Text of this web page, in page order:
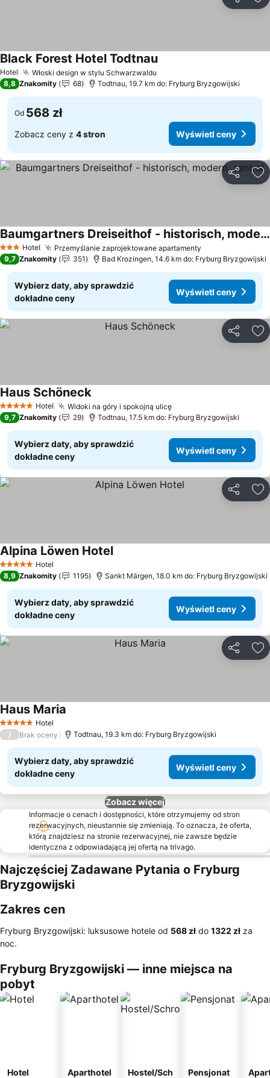
Hotel Włoski design w stylu Schwarzwaldu
Black Forest Hotel TodtnauWyświetl ceny
8,8 Znakomity 68 Todtnau, 19.7 km do: Fryburg Bryzgowijski
Od 568 zł
Zobacz ceny z 4 stron Wyświetl ceny
3 Kategoria
Hotel Przemyślanie zaprojektowane apartamenty
Baumgartners Dreiseithof - historisch, modern, zentral
Wyświetl ceny
9,7 Znakomity 351 Bad Krozingen, 14.6 km do: Fryburg Bryzgowijski
Wybierz daty, aby sprawdzić
dokładne ceny
Wyświetl ceny
5 KategoriaHotel Widoki na góry i spokojną ulicęWyświetl ceny
Haus SchöneckWyświetl ceny
9,7 Znakomity 29 Todtnau, 17.5 km do: Fryburg Bryzgowijski
Wybierz daty, aby sprawdzić
dokładne ceny
Wyświetl ceny
5 KategoriaHotel
Alpina Löwen HotelWyświetl ceny
8,9 Znakomity 1195 Sankt Märgen, 18.0 km do: Fryburg Bryzgowijski
Wybierz daty, aby sprawdzić
dokładne ceny
Wyświetl ceny
5 KategoriaHotel
Haus Maria
/ Brak oceny Todtnau, 19.3 km do: Fryburg Bryzgowijski
Wybierz daty, aby sprawdzić
dokładne ceny
Wyświetl ceny
Zobacz więcej
Informacje o cenach i dostępności, które otrzymujemy od stron
rezerwacyjnych, nieustannie się zmieniają. To oznacza, że oferta,
którą znajdziesz na stronie rezerwacyjnej, nie zawsze będzie
identyczna z odpowiadającą jej ofertą na trivago.
Najczęściej Zadawane Pytania o Fryburg
Bryzgowijski
Zakres cen
Fryburg Bryzgowijski: luksusowe hotele od ‎568 zł do ‎1322 zł za
noc.
Fryburg Bryzgowijski — inne miejsca na
pobyt
Hotel Aparthotel
Hostel/Sch
Pensjonat